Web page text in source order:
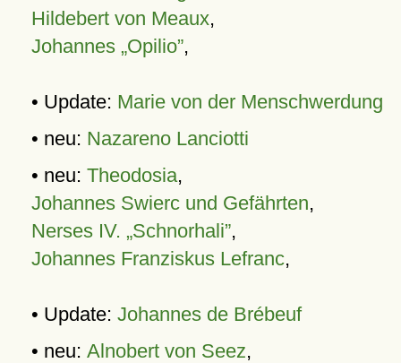
Hildebert von Meaux,
Johannes „Opilio”,
• Update: Marie von der Menschwerdung
• neu: Nazareno Lanciotti
• neu: Theodosia,
Johannes Swierc und Gefährten,
Nerses IV. „Schnorhali”,
Johannes Franziskus Lefranc,
• Update: Johannes de Brébeuf
• neu: Alnobert von Seez,